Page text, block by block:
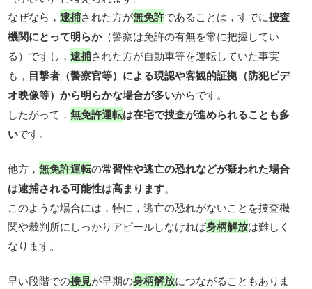
なぜなら，逮捕された方が無免許であることは，すでに捜査
機関にとって明らか（警察は免許の有無を常に把握してい
る）ですし，逮捕された方が自動車等を運転していた事実
も， 目撃者（警察官等）による現認や客観的証拠（防犯ビデ
オ映像等）から明らかな場合が多いからです。
したがって，無免許運転は在宅で捜査が進められることも多
いです。
他方，無免許運転の常習性や逃亡の恐れなどが疑われた場合
は逮捕される可能性は高まります。
このような場合には，特に，逃亡の恐れがないことを捜査機
関や裁判所にしっかりアピールしなければ身柄解放は難しく
なります。
早い段階での接見が早期の身柄解放につながることもありま